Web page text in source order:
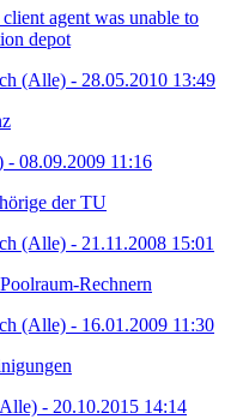
agent was unable to
depot
(Alle) - 28.05.2010 13:49
08.09.2009 11:16
der TU
(Alle) - 21.11.2008 15:01
Rechnern
(Alle) - 16.01.2009 11:30
- 20.10.2015 14:14